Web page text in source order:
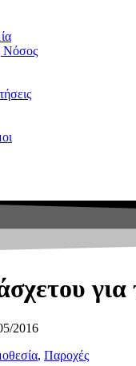
Νόσος
2016
, Παροχές